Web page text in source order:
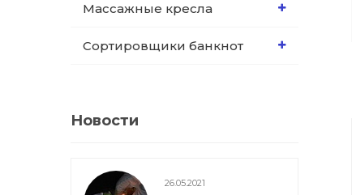
Массажные кресла
Сортировщики банкнот
Новости
26.05.2021